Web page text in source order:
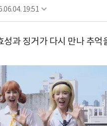
19:51
성과 징거가 다시 만나 추억